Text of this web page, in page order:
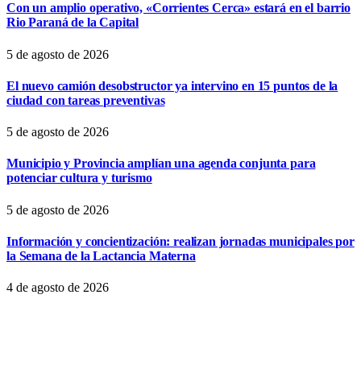
Con un amplio operativo, «Corrientes Cerca» estará en el barrio
Rio Paraná de la Capital
5 de agosto de 2026
El nuevo camión desobstructor ya intervino en 15 puntos de la
ciudad con tareas preventivas
5 de agosto de 2026
Municipio y Provincia amplían una agenda conjunta para
potenciar cultura y turismo
5 de agosto de 2026
Información y concientización: realizan jornadas municipales por
la Semana de la Lactancia Materna
4 de agosto de 2026